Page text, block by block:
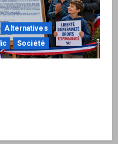
Alternatives
Société